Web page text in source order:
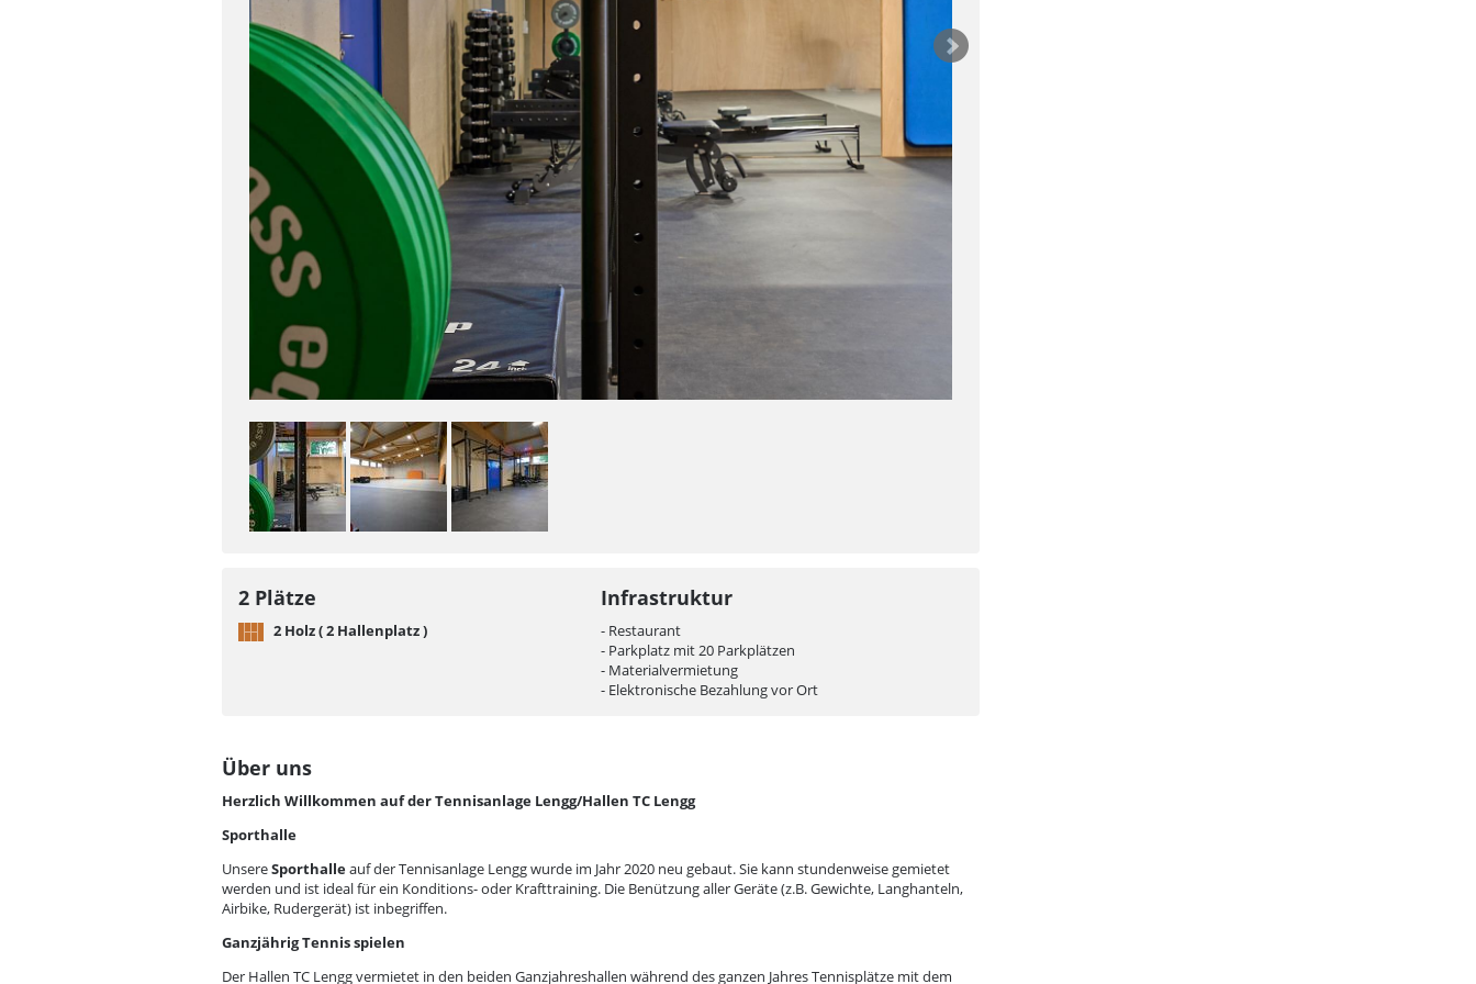
2 Plätze
2 Holz ( 2 Hallenplatz )
Infrastruktur
- Restaurant
- Parkplatz mit 20 Parkplätzen
- Materialvermietung
- Elektronische Bezahlung vor Ort
Über uns
Herzlich Willkommen auf der Tennisanlage Lengg/Hallen TC Lengg
Sporthalle
UnsereSporthalleauf der Tennisanlage Lengg wurde im Jahr 2020 neu gebaut. Sie kann stundenweise gemietet
werden und ist ideal für ein Konditions- oder Krafttraining. Die Benützung aller Geräte (z.B. Gewichte, Langhanteln,
Airbike, Rudergerät) ist inbegriffen.
Ganzjährig Tennis spielen
Der Hallen TC Lengg vermietet in den beiden Ganzjahreshallen während des ganzen Jahres Tennisplätze mit dem